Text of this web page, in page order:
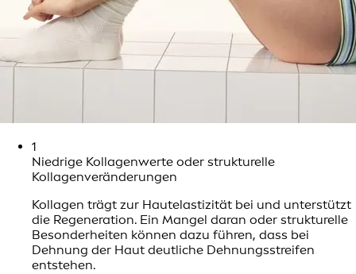
1
Niedrige Kollagenwerte oder strukturelle
Kollagenveränderungen
Kollagen trägt zur Hautelastizität bei und unterstützt
die Regeneration. Ein Mangel daran oder strukturelle
Besonderheiten können dazu führen, dass bei
Dehnung der Haut deutliche Dehnungsstreifen
entstehen.